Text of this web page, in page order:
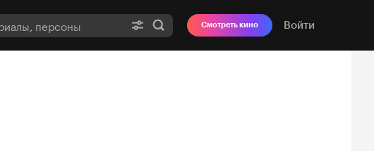
Смотреть кино Войти